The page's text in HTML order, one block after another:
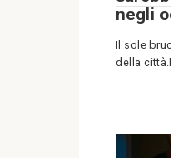
negli
Il sole
della